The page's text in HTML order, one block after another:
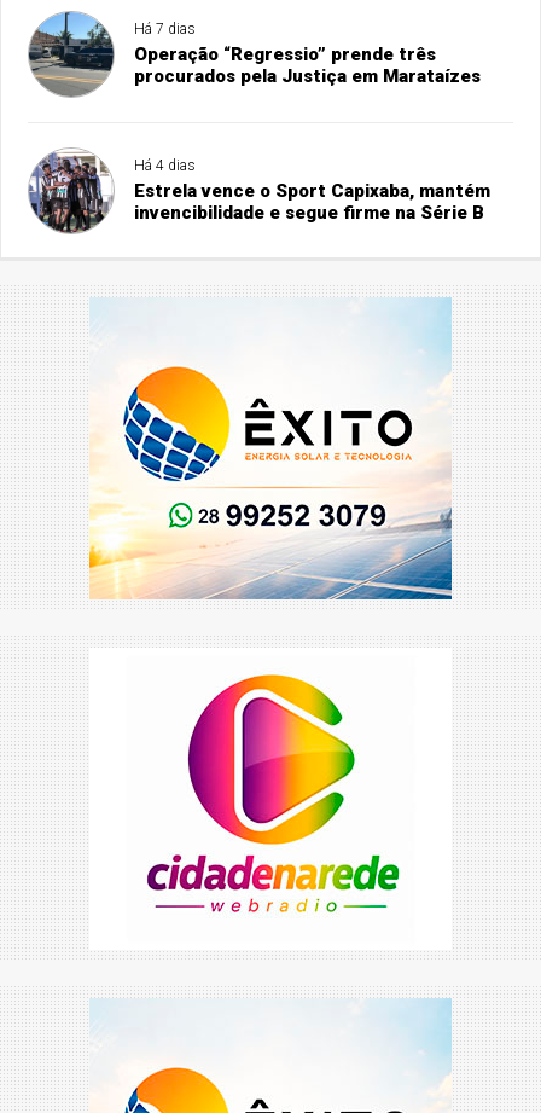
Há 7 dias
Operação “Regressio” prende três
procurados pela Justiça em Marataízes
Há 4 dias
Estrela vence o Sport Capixaba, mantém
invencibilidade e segue firme na Série B